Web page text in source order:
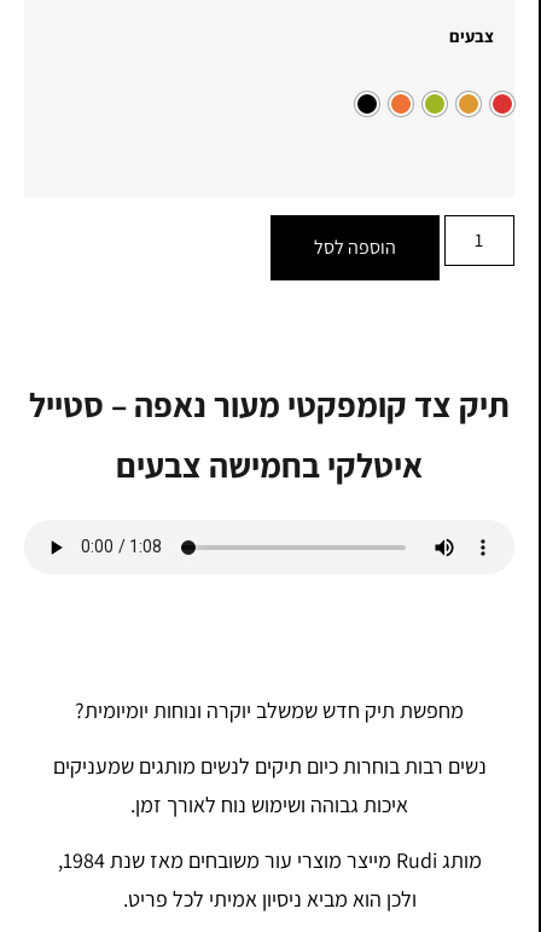
צבעים
הוספה לסל
תיק צד קומפקטי מעור נאפה – סטייל
איטלקי בחמישה צבעים
מחפשת תיק חדש שמשלב יוקרה ונוחות יומיומית?
נשים רבות בוחרות כיום תיקים לנשים מותגים שמעניקים
איכות גבוהה ושימוש נוח לאורך זמן.
מותג Rudi מייצר מוצרי עור משובחים מאז שנת 1984,
ולכן הוא מביא ניסיון אמיתי לכל פריט.